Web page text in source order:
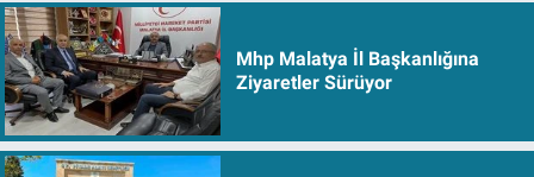
Mhp Malatya İl Başkanlığına
Ziyaretler Sürüyor